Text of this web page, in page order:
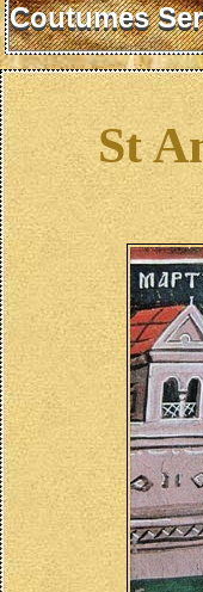
Coutumes
St